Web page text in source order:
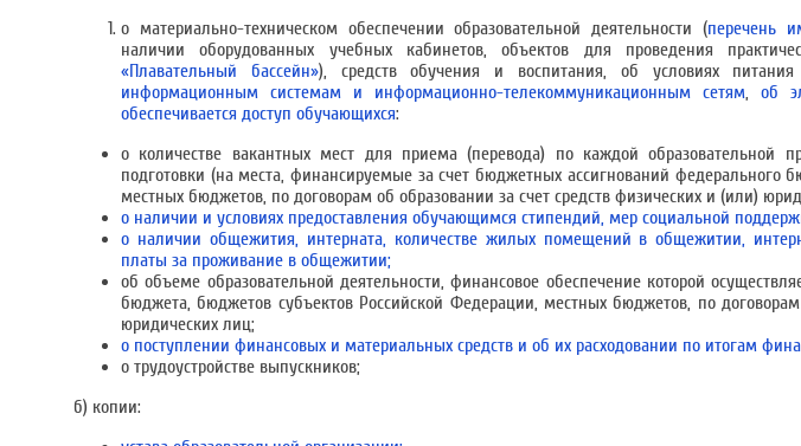
о материально-техническом обеспечении образовательной деятельности (перечень
наличии оборудованных учебных кабинетов, объектов для проведения
«Плавательный бассейн»), средств обучения и воспитания, об условиях
информационным системам и информационно-телекоммуникационным сетям, об
обеспечивается доступ обучающихся:
о количестве вакантных мест для приема (перевода) по каждой образовательной
подготовки (на места, финансируемые за счет бюджетных ассигнований федерального
местных бюджетов, по договорам об образовании за счет средств физических и (или)
о наличии и условиях предоставления обучающимся стипендий, мер социальной
о наличии общежития, интерната, количестве жилых помещений в общежитии,
платы за проживание в общежитии;
об объеме образовательной деятельности, финансовое обеспечение которой
бюджета, бюджетов субъектов Российской Федерации, местных бюджетов, по
юридических лиц;
о поступлении финансовых и материальных средств и об их расходовании по итогам
о трудоустройстве выпускников;
б) копии: